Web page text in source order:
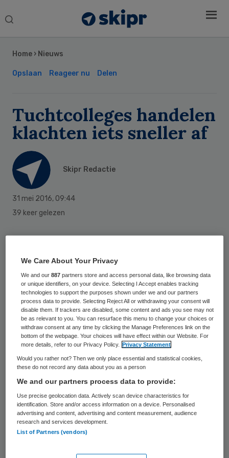
Search
Home › Nieuws
Opslaan Reageer nu Delen
Tuchtcolleges handelen
klachten iets sneller af
Skipr Redactie
31 mei 2016, 09:44
39 keer gelezen
in 2015 iets sneller beoordeeld dan het jaar
daarvoor. Dit blijkt uit de jaarrapporten van
2014 en 2015 van de Tuchtcolleges voor de
Gezondheidszorg en het College van
Medisch Toezicht.
De gemiddelde tijd om een oordeel te vellen
ging met 30 dagen omlaag naar 238 dagen,
zo blijkt uit het
jaarrapport
. In Den Haag
was de wachttijd het langst met 297 dagen
en in Eindhoven het kortst met 177 dagen.
In 2015 handelden de tuchtcolleges 1609
klachten af, waarvan 1064 (66 procent)
waren gericht tegen artsen.
Sidebar
We Care About Your Privacy
We and our887 partners store and access personal data, like browsing data
or unique identifiers, on your device. Selecting I Accept enables tracking
technologies to support the purposes shown under we and our partners
process data to provide. Selecting Reject All or withdrawing your consent will
disable them. If trackers are disabled, some content and ads you see may not
be as relevant to you. You can resurface this menu to change your choices or
withdraw consent at any time by clicking the Manage Preferences link on the
bottom of the webpage. Your choices will have effect within our Website. For
more details, refer to our Privacy Policy.
Privacy Statement
Would you rather not? Then we only place essential and statistical cookies,
these do not record any data about you as a person
We and our partners process data to provide:
Use precise geolocation data. Actively scan device characteristics for
identification. Store and/or access information on a device. Personalised
advertising and content, advertising and content measurement, audience
research and services development.
List of Partners (vendors)